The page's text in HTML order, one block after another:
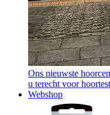
Ons nieuwste
u terecht voor
Webshop